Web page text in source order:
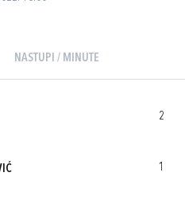
NASTUPI / MINUTE
2
1